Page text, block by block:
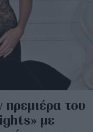
του
με